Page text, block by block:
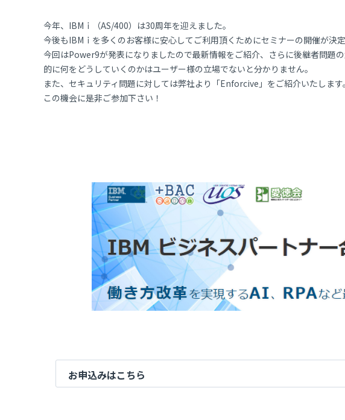
今年、IBMｉ（AS/400）は30周年を迎えました。
今後もIBMｉを多くのお客様に安心してご利用頂くためにセミナーの開催が決定
今回はPower9が発表になりましたので最新情報をご紹介、さらに後継者問題
的に何をどうしていくのかはユーザー様の立場でないと分かりません。
また、セキュリティ問題に対しては弊社より「Enforcive」をご紹介いたします。
この機会に是非ご参加下さい！
お申込みはこちら